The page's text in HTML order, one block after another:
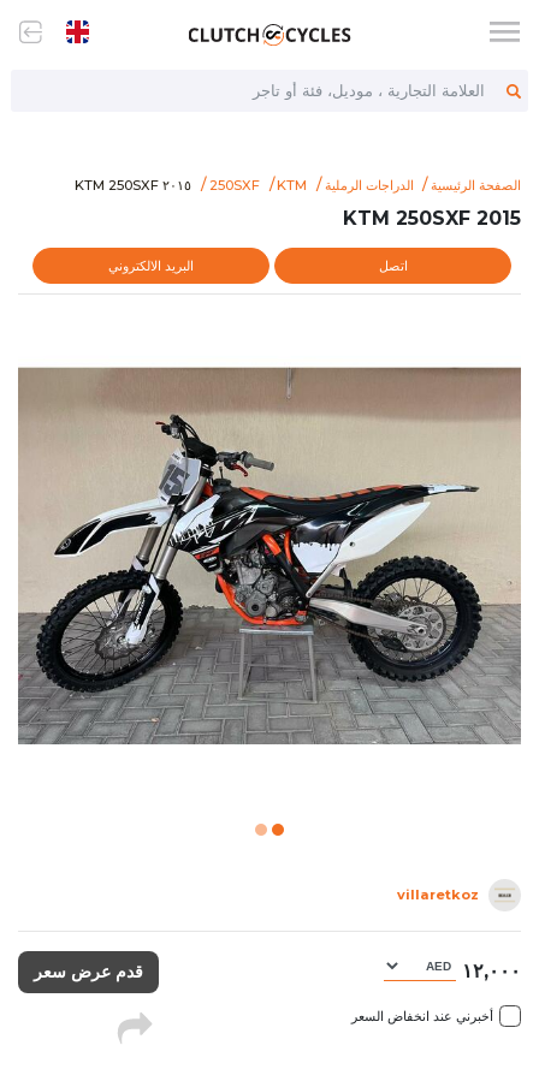
العلامة التجارية ، موديل، فئة أو تاجر
الصفحة الرئيسية الدراجات الرملية KTM
250SXF
item/2015-ktm-250sxf
٢٠١٥ KTM 250SXF
٢٠١٥ KTM 250SXF
2015 KTM 250SXF
اتصل البريد الالكتروني
villaretkoz
١٢,٠٠٠
أخبرني عند انخفاض السعر
قدم عرض سعر